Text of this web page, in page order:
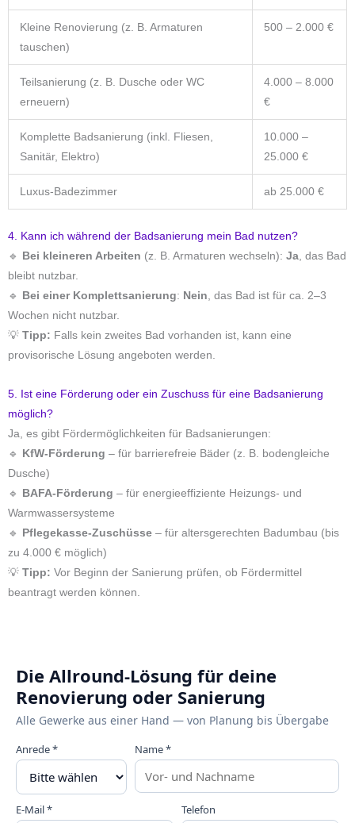
Kleine Renovierung (z. B. Armaturen
tauschen)
500 – 2.000 €
Teilsanierung (z. B. Dusche oder WC
erneuern)
4.000 – 8.000
€
Komplette Badsanierung (inkl. Fliesen,
Sanitär, Elektro)
10.000 –
25.000 €
Luxus-Badezimmer ab 25.000 €
4. Kann ich während der Badsanierung mein Bad nutzen?
🔹
Bei kleineren Arbeiten (z. B. Armaturen wechseln): Ja , das Bad
bleibt nutzbar.
🔹
Bei einer Komplettsanierung: Nein , das Bad ist für ca. 2–3
Wochen nicht nutzbar.
💡 Tipp: Falls kein zweites Bad vorhanden ist, kann eine
provisorische Lösung angeboten werden.
5. Ist eine Förderung oder ein Zuschuss für eine Badsanierung
möglich?
Ja, es gibt Fördermöglichkeiten für Badsanierungen:
🔹
KfW-Förderung – für barrierefreie Bäder (z. B. bodengleiche
Dusche)
🔹
BAFA-Förderung – für energieeffiziente Heizungs- und
Warmwassersysteme
🔹
Pflegekasse-Zuschüsse – für altersgerechten Badumbau (bis
zu 4.000 € möglich)
💡 Tipp: Vor Beginn der Sanierung prüfen, ob Fördermittel
beantragt werden können.